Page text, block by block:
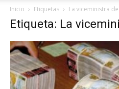
Inicio Etiquetas La viceministra
Etiqueta: La